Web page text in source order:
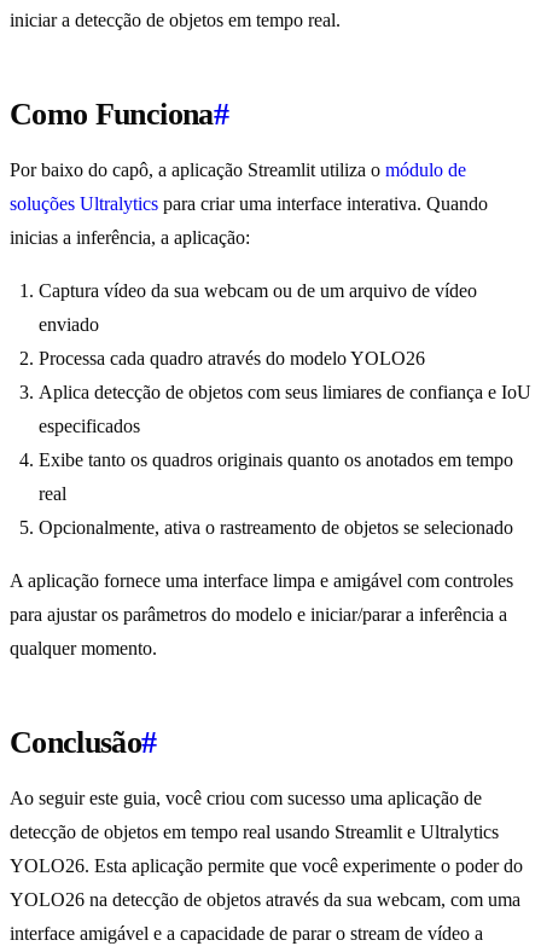
iniciar a detecção de objetos em tempo real.
Como Funciona#
Por baixo do capô, a aplicação Streamlit utiliza o módulo de
soluções Ultralytics para criar uma interface interativa. Quando
inicias a inferência, a aplicação:
Captura vídeo da sua webcam ou de um arquivo de vídeo
enviado
Processa cada quadro através do modelo YOLO26
Aplica detecção de objetos com seus limiares de confiança e IoU
especificados
Exibe tanto os quadros originais quanto os anotados em tempo
real
Opcionalmente, ativa o rastreamento de objetos se selecionado
A aplicação fornece uma interface limpa e amigável com controles
para ajustar os parâmetros do modelo e iniciar/parar a inferência a
qualquer momento.
Conclusão#
Ao seguir este guia, você criou com sucesso uma aplicação de
detecção de objetos em tempo real usando Streamlit e Ultralytics
YOLO26. Esta aplicação permite que você experimente o poder do
YOLO26 na detecção de objetos através da sua webcam, com uma
interface amigável e a capacidade de parar o stream de vídeo a